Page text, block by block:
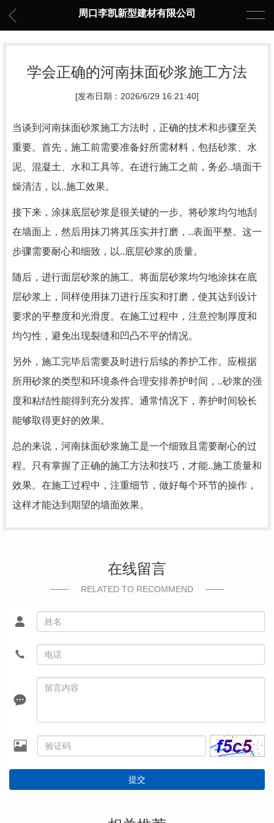
周口李凯新型建材有限公司
学会正确的河南抹面砂浆施工方法
[发布日期：2026/6/29 16:21:40]
当谈到河南抹面砂浆施工方法时，正确的技术和步骤至关
重要。首先，施工前需要准备好所需材料，包括砂浆、水
泥、混凝土、水和工具等。在进行施工之前，务必..墙面干
燥清洁，以..施工效果。
接下来，涂抹底层砂浆是很关键的一步。将砂浆均匀地刮
在墙面上，然后用抹刀将其压实并打磨，..表面平整。这一
步骤需要耐心和细致，以..底层砂浆的质量。
随后，进行面层砂浆的施工。将面层砂浆均匀地涂抹在底
层砂浆上，同样使用抹刀进行压实和打磨，使其达到设计
要求的平整度和光滑度。在施工过程中，注意控制厚度和
均匀性，避免出现裂缝和凹凸不平的情况。
另外，施工完毕后需要及时进行后续的养护工作。应根据
所用砂浆的类型和环境条件合理安排养护时间，..砂浆的强
度和粘结性能得到充分发挥。通常情况下，养护时间较长
能够取得更好的效果。
总的来说，河南抹面砂浆施工是一个细致且需要耐心的过
程。只有掌握了正确的施工方法和技巧，才能..施工质量和
效果。在施工过程中，注重细节，做好每个环节的操作，
这样才能达到期望的墙面效果。
在线留言
RELATED TO RECOMMEND
提交